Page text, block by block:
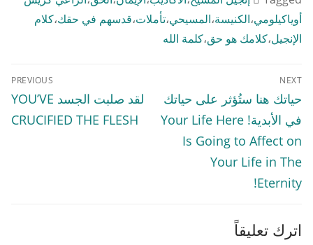
أوياكيلومي،الكنيسة،المسيحي،تأملات،قدسهم في حقك،كلام
الإنجيل،كلامك هو حق،كلمة الله
تصفّح
المقالات
PREVIOUS
Previous
post:
لقد صلبت الجسد YOU’VE
CRUCIFIED THE FLESH
NEXT
Next
post:
حياتك هنا ستُؤثر على حياتك
في الأبدية! Your Life Here
Is Going to Affect on
Your Life in The
Eternity!
اترك تعليقاً